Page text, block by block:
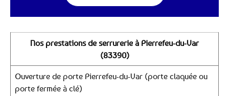
Nos prestations de serrurerie à Pierrefeu-du-Var
(83390)
Ouverture de porte Pierrefeu-du-Var (porte claquée ou
porte fermée à clé)